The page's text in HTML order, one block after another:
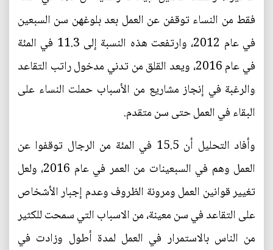
فقط من النساء توقفن عن العمل بعد بلوغهن سن السبعين
في عام 2012، وارتفعت هذه النسبة إلى 11.3 في المئة
في عام 2016، ويعد القلق من تدني مدخول راتب التقاعد
والرغبة في إنجاز مشاريع من الأسباب حملت النساء على
البقاء في العمل حتى سن متقدم.
وأفاد التحليل أن 15.5 في المئة من الرجال توقفوا عن
العمل وهم في السبعينات من العمر في عام 2016، ولعل
تغيير قوانين العمل ومرونة الظروف وعدم إجبار الأشخاص
على التقاعد في سن معينة، من الاسباب التي سمحت للكثير
من الناس بالاستمرار في العمل لمدة أطول وزادت في